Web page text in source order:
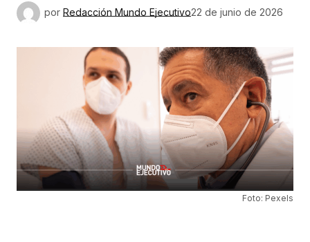
por Redacción Mundo Ejecutivo22 de junio de 2026
Foto: Pexels